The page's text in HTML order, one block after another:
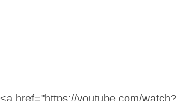
<a href="https://youtube.com/watch?